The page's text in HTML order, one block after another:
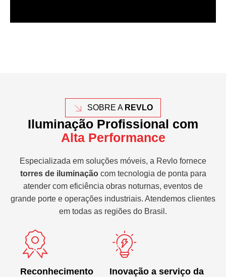
SOBRE A REVLO
Iluminação Profissional com
Alta Performance
Especializada em soluções móveis, a Revlo fornece
torres de iluminaçãocom tecnologia de ponta para
atender com eficiência obras noturnas, eventos de
grande porte e operações industriais. Atendemos clientes
em todas as regiões do Brasil.
Reconhecimento
Inovação a serviço da